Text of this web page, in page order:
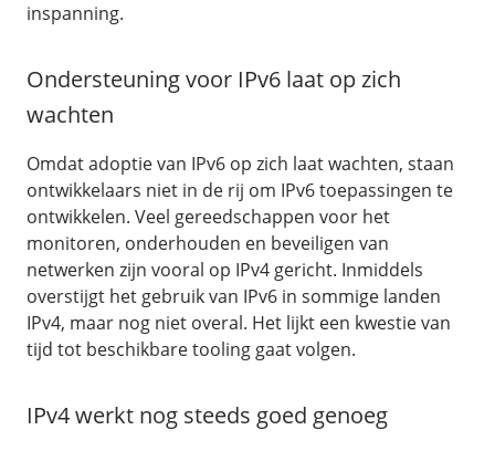
inspanning.
Ondersteuning voor IPv6 laat op zich
wachten
Omdat adoptie van IPv6 op zich laat wachten, staan
ontwikkelaars niet in de rij om IPv6 toepassingen te
ontwikkelen. Veel gereedschappen voor het
monitoren, onderhouden en beveiligen van
netwerken zijn vooral op IPv4 gericht. Inmiddels
overstijgt het gebruik van IPv6 in sommige landen
IPv4, maar nog niet overal. Het lijkt een kwestie van
tijd tot beschikbare tooling gaat volgen.
IPv4 werkt nog steeds goed genoeg